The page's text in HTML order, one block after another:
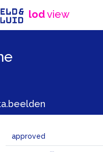
lodview
approved